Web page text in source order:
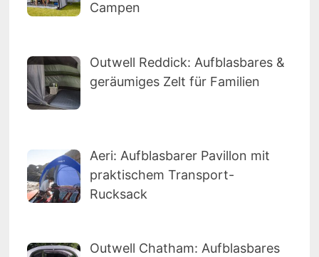
Campen
Outwell Reddick: Aufblasbares &
geräumiges Zelt für Familien
Aeri: Aufblasbarer Pavillon mit
praktischem Transport-
Rucksack
Outwell Chatham: Aufblasbares